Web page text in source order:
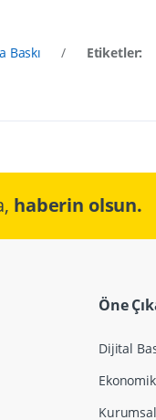
Baskı / Etiketler:
haberin olsun.
Öne
Dijital